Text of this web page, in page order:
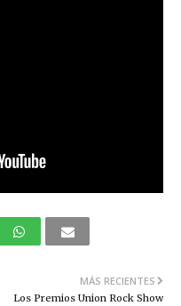
MÁS RECIENTES
Los Premios Union Rock Show